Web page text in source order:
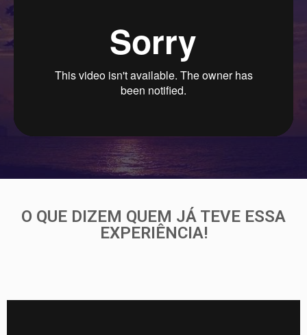
O QUE DIZEM QUEM JÁ TEVE ESSA
EXPERIÊNCIA!